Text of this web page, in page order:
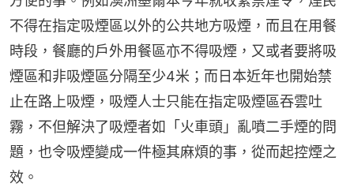
不得在指定吸煙區以外的公共地方吸煙，而且在用餐
時段，餐廳的戶外用餐區亦不得吸煙，又或者要將吸
煙區和非吸煙區分隔至少4米；而日本近年也開始禁
止在路上吸煙，吸煙人士只能在指定吸煙區吞雲吐
霧，不但解決了吸煙者如「火車頭」亂噴二手煙的問
題，也令吸煙變成一件極其麻煩的事，從而起控煙之
效。